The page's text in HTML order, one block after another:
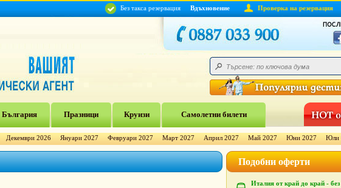
Без такса резервация Вдъхновение Проверка на резервация
България Празници Круизи Самолетни билети
Декември 2026 Януари 2027 Февруари 2027 Март 2027 Април 2027 Май 2027 Юни 2027 Юли
Подобни оферти
Италия от край до край -